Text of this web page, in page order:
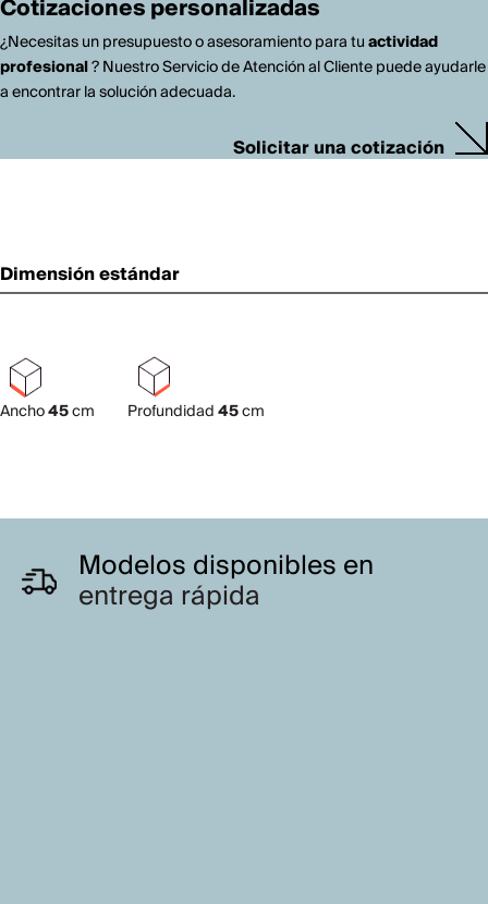
Cotizaciones personalizadas
¿Necesitas un presupuesto o asesoramiento para tuactividad
profesional? Nuestro Servicio de Atención al Cliente puede ayudarle
a encontrar la solución adecuada.
Solicitar una cotización
Dimensión estándar
Ancho45cm Profundidad45cm
Modelos disponibles en
entrega rápida